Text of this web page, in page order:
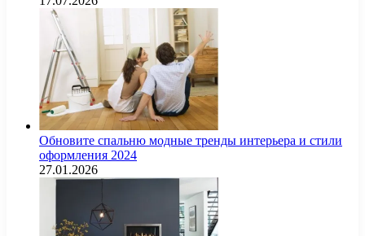
Обновите спальню модные тренды интерьера и стили
оформления 2024
27.01.2026